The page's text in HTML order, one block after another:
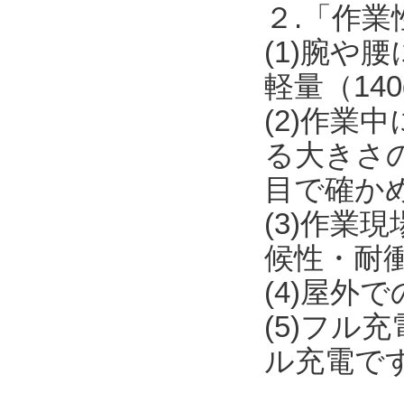
２.「作
(1)腕や腰
軽量（
(2)作業中
る大きさ
目で確か
(3)作業現
候性・耐
(4)屋外で
(5)フル充
ル充電で